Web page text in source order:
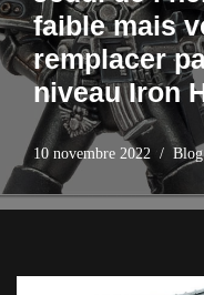
faible mais
remplacer
niveau Iron
10 novembre 2022 Blog